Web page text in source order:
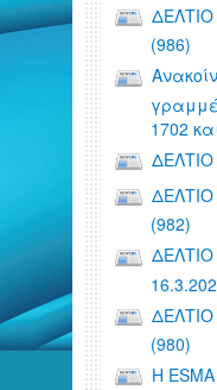
(986)
1702
(982)
(980)
Η